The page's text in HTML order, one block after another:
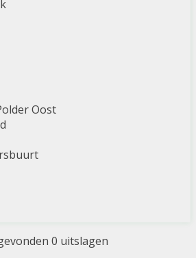
Oost
0 uitslagen